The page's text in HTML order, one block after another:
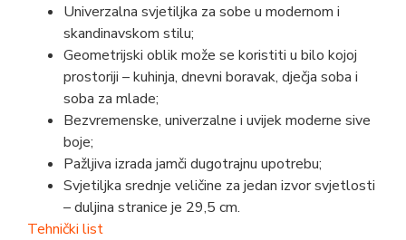
Univerzalna svjetiljka za sobe u modernom i
skandinavskom stilu;
Geometrijski oblik može se koristiti u bilo kojoj
prostoriji – kuhinja, dnevni boravak, dječja soba i
soba za mlade;
Bezvremenske, univerzalne i uvijek moderne sive
boje;
Pažljiva izrada jamči dugotrajnu upotrebu;
Svjetiljka srednje veličine za jedan izvor svjetlosti
– duljina stranice je 29,5 cm.
Tehnički list